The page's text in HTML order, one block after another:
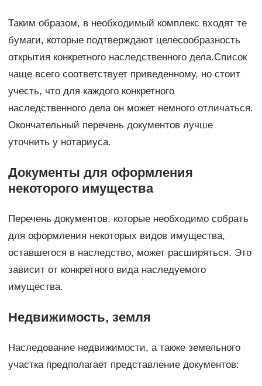
Таким образом, в необходимый комплекс входят те
бумаги, которые подтверждают целесообразность
открытия конкретного наследственного дела.Список
чаще всего соответствует приведенному, но стоит
учесть, что для каждого конкретного
наследственного дела он может немного отличаться.
Окончательный перечень документов лучше
уточнить у нотариуса.
Документы для оформления
некоторого имущества
Перечень документов, которые необходимо собрать
для оформления некоторых видов имущества,
оставшегося в наследство, может расширяться. Это
зависит от конкретного вида наследуемого
имущества.
Недвижимость, земля
Наследование недвижимости, а также земельного
участка предполагает представление документов: